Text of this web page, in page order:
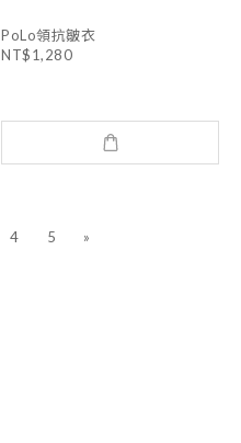
PoLo領抗皺衣
NT$1,280
4 5 »